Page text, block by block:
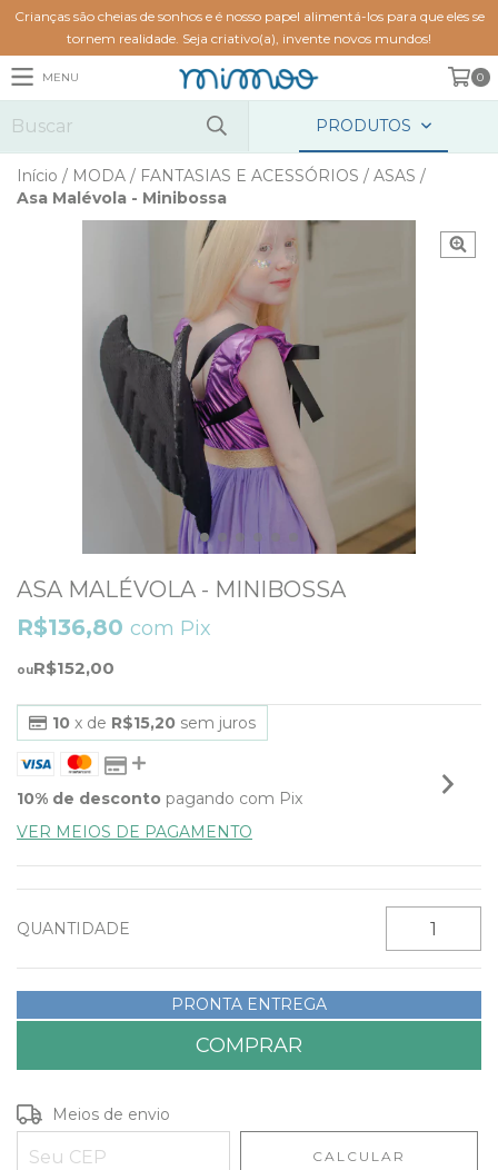
Crianças são cheias de sonhos e é nosso papel alimentá-los para que eles se
tornem realidade. Seja criativo(a), invente novos mundos!
MENU 0
PRODUTOS
Início / MODA / FANTASIAS E ACESSÓRIOS / ASAS /
Asa Malévola - Minibossa
ASA MALÉVOLA - MINIBOSSA
R$152,00
R$136,80 com Pix
10 x de R$15,20 sem juros
10% de desconto pagando com Pix
VER MEIOS DE PAGAMENTO
QUANTIDADE
PRONTA ENTREGA
Entregas para o CEP:
Meios de envio
CALCULAR